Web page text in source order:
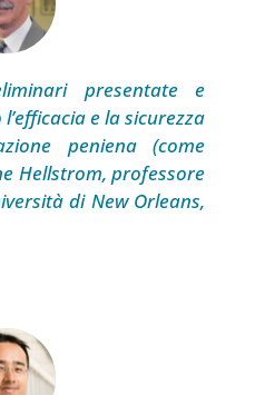
presentate e
e la sicurezza
peniena (come
Hellstrom, professore
di New Orleans,